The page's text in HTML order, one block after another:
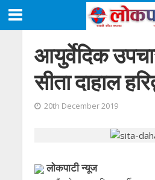
आयुर्वेदिक
सीता दाहाल
20th December 2019
लाेकपाटी न्यूज